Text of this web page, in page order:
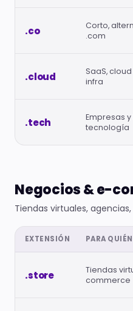
.co
Corto,
.com
.cloud
SaaS,
infra
.tech
Empresas
tecnología
Negocios & e-
Tiendas virtuales,
EXTENSIÓN PARA
.store
Tiendas
commerce